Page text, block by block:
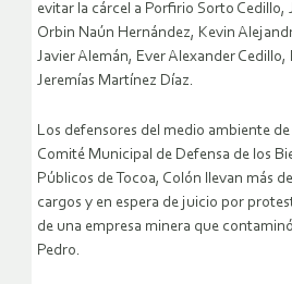
evitar la cárcel a Porfirio Sorto Cedillo,
Orbin Naún Hernández, Kevin
Javier Alemán, Ever Alexander
Jeremías Martínez Díaz.
Los defensores del medio ambiente
Comité Municipal de Defensa de los
Públicos de Tocoa, Colón llevan más
cargos y en espera de juicio por
de una empresa minera que
Pedro.